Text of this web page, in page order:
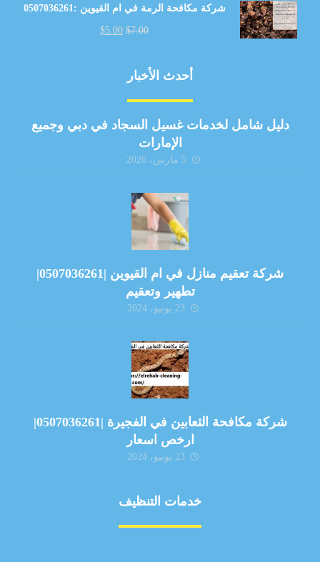
شركة مكافحة الرمة في ام القيوين :0507036261
$7.00
$5.00
أحدث الأخبار
دليل شامل لخدمات غسيل السجاد في دبي وجميع
الإمارات
5 مارس، 2026
شركة تعقيم منازل في ام القيوين |0507036261|
تطهير وتعقيم
23 يونيو، 2024
شركة مكافحة الثعابين في الفجيرة |0507036261|
ارخص اسعار
23 يونيو، 2024
خدمات التنظيف